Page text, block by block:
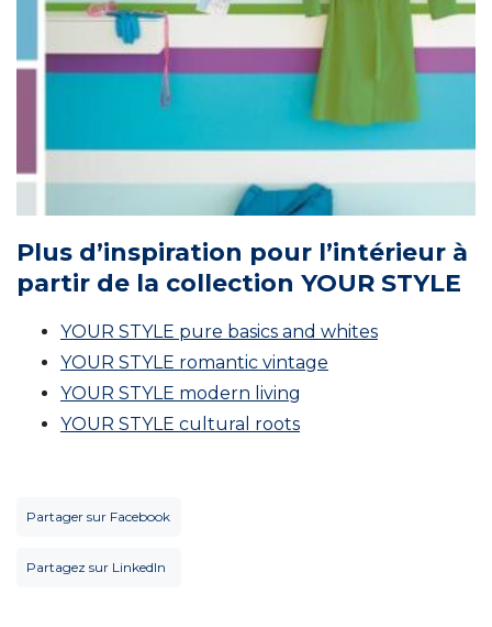
Plus d’inspiration pour l’intérieur à
partir de la collection YOUR STYLE
YOUR STYLE pure basics and whites
YOUR STYLE romantic vintage
YOUR STYLE modern living
YOUR STYLE cultural roots
Partager sur Facebook
Partagez sur LinkedIn